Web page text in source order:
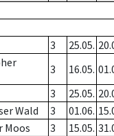
3 25.05.
3 16.05.
3 25.05.
Wald 3 01.06.
Moos 3 15.05.